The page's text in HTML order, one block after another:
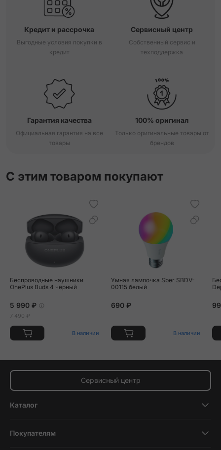
Кредит и рассрочка
Выгодные условия покупки в
кредит
Сервисный центр
Собственный сервис и
техподдержка
Гарантия качества
Официальная гарантия на все
товары
100% оригинал
Только оригинальные товары от
брендов
С этим товаром покупают
Беспроводные наушники
OnePlus Buds 4 чёрный
5 990 ₽
7 490 ₽
В наличии
Умная лампочка Sber SBDV-
00115 белый
690 ₽
В наличии
Сервисный центр
Каталог
Планшеты
Покупателям